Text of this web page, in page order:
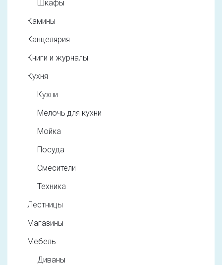
Шкафы
Камины
Канцелярия
Книги и журналы
Кухня
Кухни
Мелочь для кухни
Мойка
Посуда
Смесители
Техника
Лестницы
Магазины
Мебель
Диваны